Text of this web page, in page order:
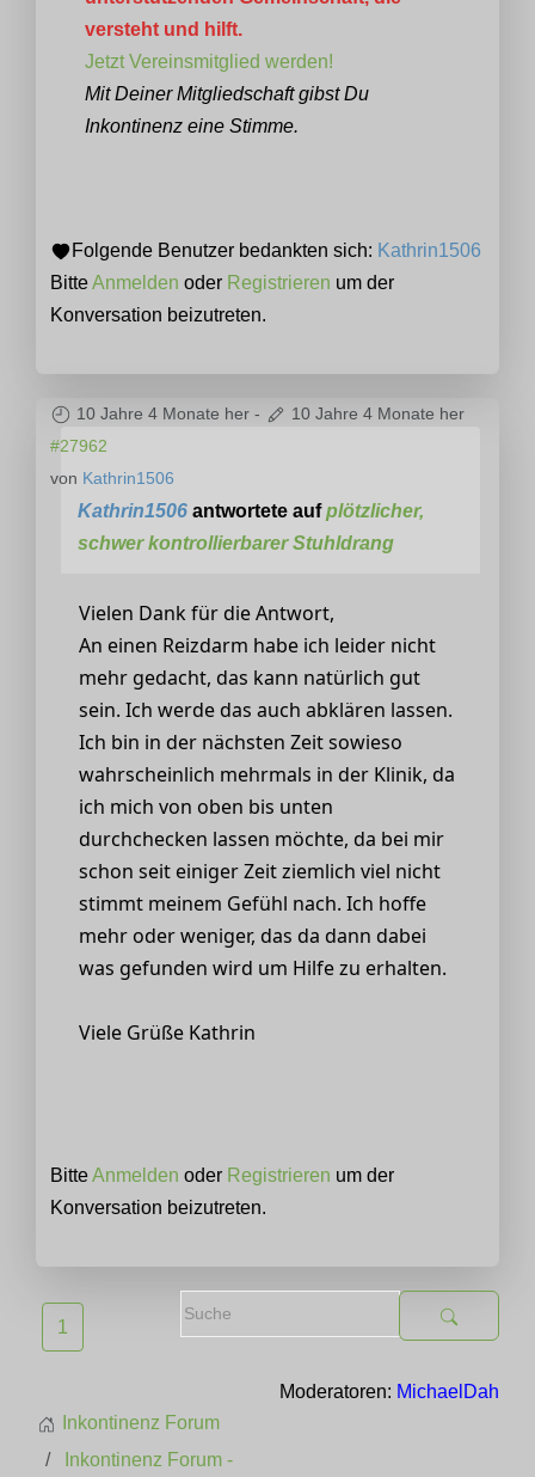
versteht und hilft.
Jetzt Vereinsmitglied werden!
Mit Deiner Mitgliedschaft gibst Du
Inkontinenz eine Stimme.
Folgende Benutzer bedankten sich: Kathrin1506
BitteAnmelden oder Registrieren um der
Konversation beizutreten.
10 Jahre 4 Monate her -
10 Jahre 4 Monate her
#27962
von Kathrin1506
Kathrin1506 antwortete aufplötzlicher,
schwer kontrollierbarer Stuhldrang
Vielen Dank für die Antwort,
An einen Reizdarm habe ich leider nicht
mehr gedacht, das kann natürlich gut
sein. Ich werde das auch abklären lassen.
Ich bin in der nächsten Zeit sowieso
wahrscheinlich mehrmals in der Klinik, da
ich mich von oben bis unten
durchchecken lassen möchte, da bei mir
schon seit einiger Zeit ziemlich viel nicht
stimmt meinem Gefühl nach. Ich hoffe
mehr oder weniger, das da dann dabei
was gefunden wird um Hilfe zu erhalten.
Viele Grüße Kathrin
BitteAnmelden oder Registrieren um der
Konversation beizutreten.
1
Moderatoren: MichaelDah
Inkontinenz Forum
Inkontinenz Forum -